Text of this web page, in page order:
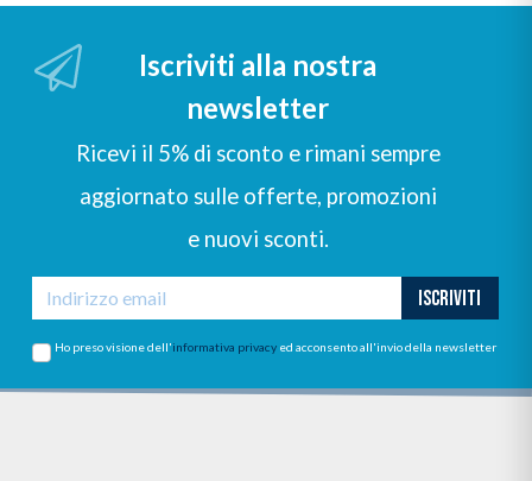
Iscriviti alla nostra
newsletter
Ricevi il 5% di sconto e rimani sempre
aggiornato sulle offerte, promozioni
e nuovi sconti.
ISCRIVITI
Ho preso visione dell'informativa privacy ed acconsento all'invio della newsletter